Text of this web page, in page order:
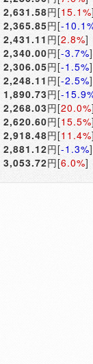
2,631.58円[15.1%]
2,365.85円[-
2,431.11 円[2.8%]
2,340.00円[-3.7%]
2,306.05円[-1.5%]
2,248.11 円[-2.5%]
1,890.73円[-
2,268.03円[20.0%]
2,620.60円[15.5%]
2,918.48円[11.4%]
2,881.12円[-1.3%]
3,053.72円[6.0%]